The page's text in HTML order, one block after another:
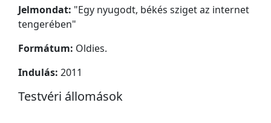
Jelmondat: "Egy nyugodt, békés sziget az internet
tengerében"
Formátum: Oldies.
Indulás: 2011
Testvéri állomások